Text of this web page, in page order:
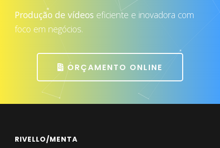
atrair mais clientes
Produção de vídeos
ORÇAMENTO ONLINE